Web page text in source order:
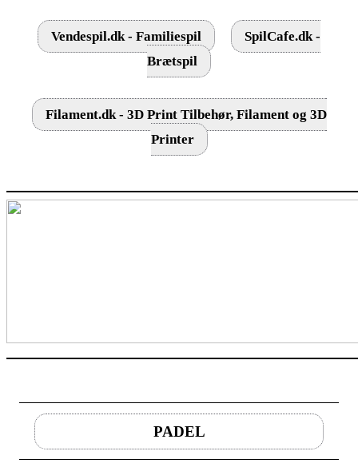
Vendespil.dk - Familiespil
SpilCafe.dk -
Brætspil
Filament.dk - 3D Print Tilbehør, Filament og 3D
Printer
PADEL